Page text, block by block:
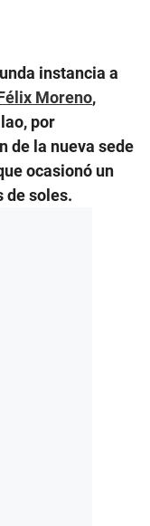
instancia a
Moreno,
por
de la nueva sede
ocasionó un
de soles.